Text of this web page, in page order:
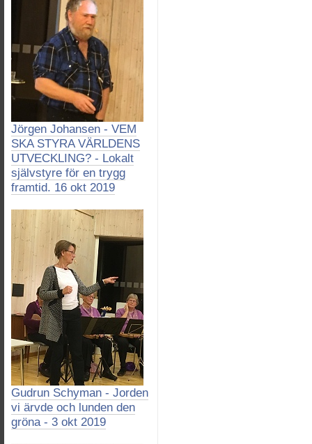
Jörgen Johansen - VEM
SKA STYRA VÄRLDENS
UTVECKLING? - Lokalt
självstyre för en trygg
framtid. 16 okt 2019
Gudrun Schyman - Jorden
vi ärvde och lunden den
gröna - 3 okt 2019